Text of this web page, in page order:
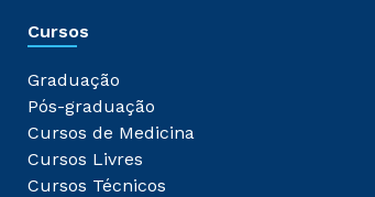
Cursos
Graduação
Pós-graduação
Cursos de Medicina
Cursos Livres
Cursos Técnicos